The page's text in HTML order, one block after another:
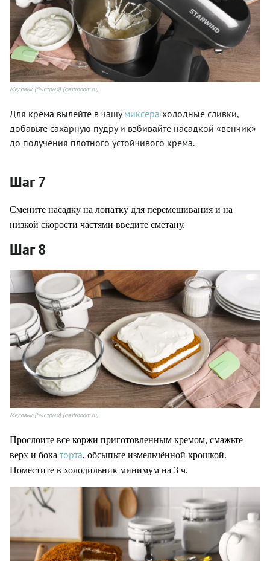
Медовик (быстрый) (gastronom.ru)
Для крема вылейте в чашумиксера холодные сливки,
добавьте сахарную пудру и взбивайте насадкой «венчик»
до получения плотного устойчивого крема.
Шаг 7
Смените насадку на лопатку для перемешивания и на
низкой скорости частями введите сметану.
Шаг 8
Медовик (быстрый) (gastronom.ru)
Прослоите все коржи приготовленным кремом, смажьте
верх и бока торта, обсыпьте измельчённой крошкой.
Поместите в холодильник минимум на 3 ч.